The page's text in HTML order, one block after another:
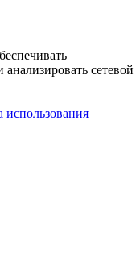
сетевой
использования